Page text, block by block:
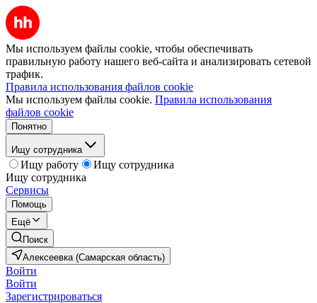
Мы используем файлы cookie, чтобы обеспечивать
правильную работу нашего веб-сайта и анализировать сетевой
трафик.
Правила использования файлов cookie
Мы используем файлы cookie. Правила использования
файлов cookie
Понятно
Ищу сотрудника
Ищу работу
Ищу сотрудника
Ищу сотрудника
Сервисы
Помощь
Ещё
Поиск
Алексеевка (Самарская область)
Войти
Войти
Зарегистрироваться